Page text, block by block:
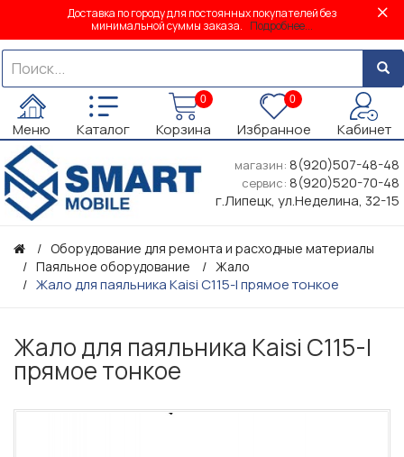
Доставка по городу для постоянных покупателей без
минимальной суммы заказа. Подробнее...
Меню Каталог
0
Корзина
0
Избранное Кабинет
магазин: 8(920)507-48-48
сервис: 8(920)520-70-48
г.Липецк, ул.Неделина, 32-15
Оборудование для ремонта и расходные материалы
Паяльное оборудование
Жало
Жало для паяльника Kaisi C115-I прямое тонкое
Жало для паяльника Kaisi C115-I
прямое тонкое